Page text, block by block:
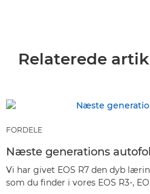
Relaterede
FORDELE
Næste generations
Vi har givet EOS R7 den dyb
som du finder i vores EOS R3-,